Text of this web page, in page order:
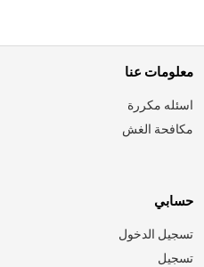
معلومات عنا
اسئله مكررة
مكافحة الغش
حسابي
تسجيل الدخول
تسجيل